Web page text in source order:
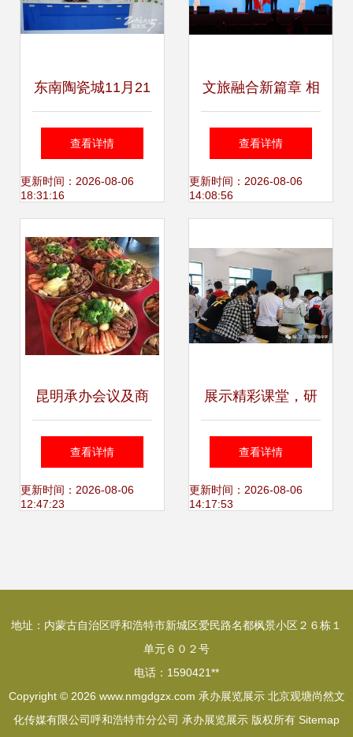
东南陶瓷城11月21
日陶门盛宴 各商家
产品展示 建材大饰
discuz
查看详情
更新时间：2026-08-06
18:31:16
文旅融合新篇章 相
约玫瑰之都，共享
平阴滋润——2024
幕式记
查看详情
更新时间：2026-08-06
14:08:56
昆明承办会议及商
品展览展示活动
查看详情
更新时间：2026-08-06
12:47:23
展示精彩课堂，研
修共推成长——三
星初中承办能仁集
查看详情
更新时间：2026-08-06
14:17:53
地址：内蒙古自治区呼和浩特市新城区爱民路名都枫景小区２６栋１
单元６０２号
电话：1590421**
Copyright © 2026 www.nmgdgzx.com 承办展览展示 北京观塘尚然文
化传媒有限公司呼和浩特市分公司 承办展览展示 版权所有 Sitemap